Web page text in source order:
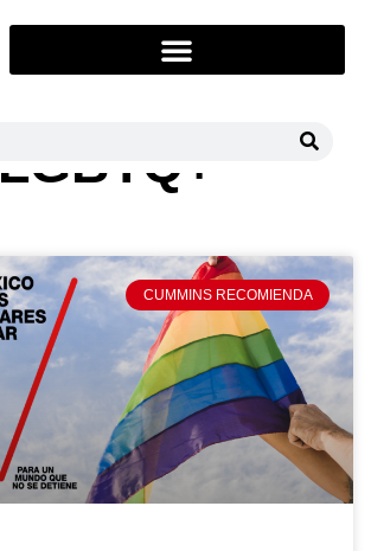
LGBTQ+
CUMMINS RECOMIENDA